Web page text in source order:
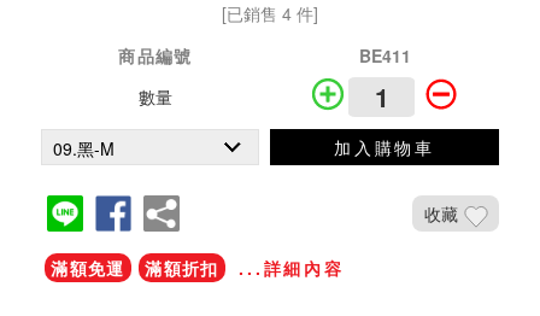
[已銷售 4 件]
商品編號
BE411
數量
加入購物車
收藏
滿額免運 滿額折扣 ...詳細內容